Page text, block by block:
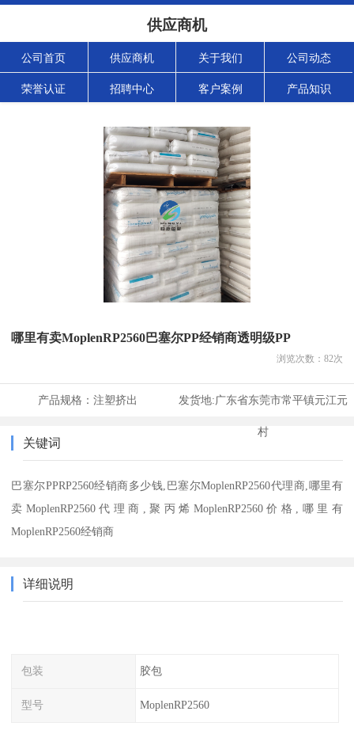
供应商机
公司首页 供应商机 关于我们 公司动态
荣誉认证 招聘中心 客户案例 产品知识
哪里有卖MoplenRP2560巴塞尔PP经销商透明级PP
浏览次数： 82次
产品规格： 注塑挤出 发货地:广东省东莞市常平镇元江元
村
关键词
巴塞尔PPRP2560经销商多少钱,巴塞尔MoplenRP2560代理商,哪里有
卖MoplenRP2560代理商,聚丙烯MoplenRP2560价格,哪里有
MoplenRP2560经销商
详细说明
包装 胶包
型号 MoplenRP2560